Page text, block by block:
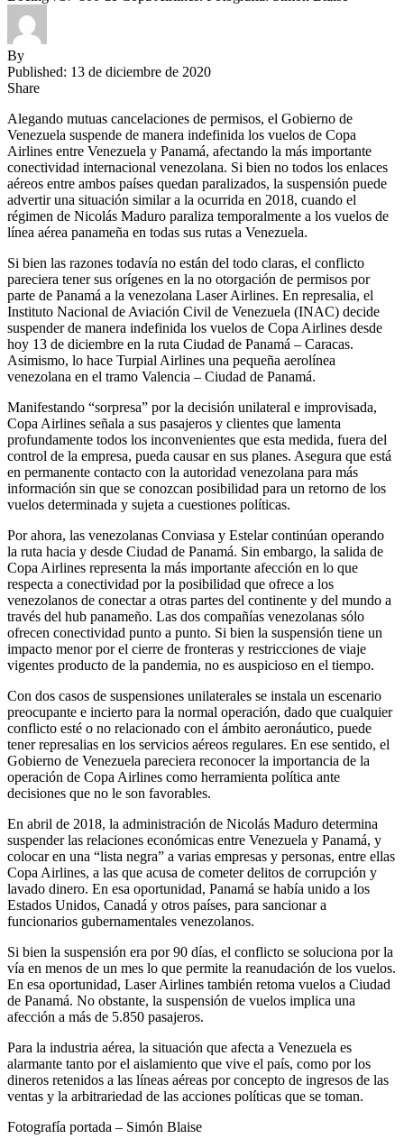
By
Published: 13 de diciembre de 2020
Share
Alegando mutuas cancelaciones de permisos, el Gobierno de
Venezuela suspende de manera indefinida los vuelos de Copa
Airlines entre Venezuela y Panamá, afectando la más importante
conectividad internacional venezolana. Si bien no todos los enlaces
aéreos entre ambos países quedan paralizados, la suspensión puede
advertir una situación similar a la ocurrida en 2018, cuando el
régimen de Nicolás Maduro paraliza temporalmente a los vuelos de
línea aérea panameña en todas sus rutas a Venezuela.
Si bien las razones todavía no están del todo claras, el conflicto
pareciera tener sus orígenes en la no otorgación de permisos por
parte de Panamá a la venezolana Laser Airlines. En represalia, el
Instituto Nacional de Aviación Civil de Venezuela (INAC) decide
suspender de manera indefinida los vuelos de Copa Airlines desde
hoy 13 de diciembre en la ruta Ciudad de Panamá – Caracas.
Asimismo, lo hace Turpial Airlines una pequeña aerolínea
venezolana en el tramo Valencia – Ciudad de Panamá.
Manifestando “sorpresa” por la decisión unilateral e improvisada,
Copa Airlines señala a sus pasajeros y clientes que lamenta
profundamente todos los inconvenientes que esta medida, fuera del
control de la empresa, pueda causar en sus planes. Asegura que está
en permanente contacto con la autoridad venezolana para más
información sin que se conozcan posibilidad para un retorno de los
vuelos determinada y sujeta a cuestiones políticas.
Por ahora, las venezolanas Conviasa y Estelar continúan operando
la ruta hacia y desde Ciudad de Panamá. Sin embargo, la salida de
Copa Airlines representa la más importante afección en lo que
respecta a conectividad por la posibilidad que ofrece a los
venezolanos de conectar a otras partes del continente y del mundo a
través del hub panameño. Las dos compañías venezolanas sólo
ofrecen conectividad punto a punto. Si bien la suspensión tiene un
impacto menor por el cierre de fronteras y restricciones de viaje
vigentes producto de la pandemia, no es auspicioso en el tiempo.
Con dos casos de suspensiones unilaterales se instala un escenario
preocupante e incierto para la normal operación, dado que cualquier
conflicto esté o no relacionado con el ámbito aeronáutico, puede
tener represalias en los servicios aéreos regulares. En ese sentido, el
Gobierno de Venezuela pareciera reconocer la importancia de la
operación de Copa Airlines como herramienta política ante
decisiones que no le son favorables.
En abril de 2018, la administración de Nicolás Maduro determina
suspender las relaciones económicas entre Venezuela y Panamá, y
colocar en una “lista negra” a varias empresas y personas, entre ellas
Copa Airlines, a las que acusa de cometer delitos de corrupción y
lavado dinero. En esa oportunidad, Panamá se había unido a los
Estados Unidos, Canadá y otros países, para sancionar a
funcionarios gubernamentales venezolanos.
Si bien la suspensión era por 90 días, el conflicto se soluciona por la
vía en menos de un mes lo que permite la reanudación de los vuelos.
En esa oportunidad, Laser Airlines también retoma vuelos a Ciudad
de Panamá. No obstante, la suspensión de vuelos implica una
afección a más de 5.850 pasajeros.
Para la industria aérea, la situación que afecta a Venezuela es
alarmante tanto por el aislamiento que vive el país, como por los
dineros retenidos a las líneas aéreas por concepto de ingresos de las
ventas y la arbitrariedad de las acciones políticas que se toman.
Fotografía portada – Simón Blaise